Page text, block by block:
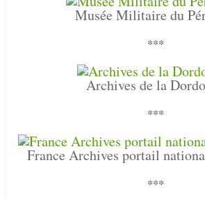
Musée Militaire du
***
Archives de la
***
France Archives portail
***